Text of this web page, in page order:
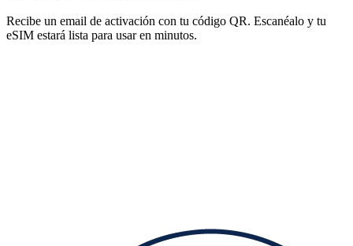
Recibe un email de activación con tu código QR. Escanéalo y tu
eSIM estará lista para usar en minutos.